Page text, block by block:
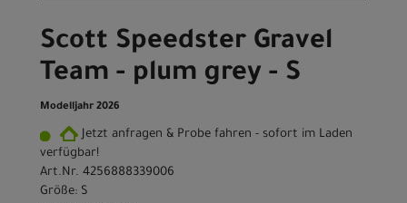
Scott Speedster Gravel
Team - plum grey - S
Modelljahr 2026
Jetzt anfragen & Probe fahren - sofort im Laden
verfügbar!
Art.Nr. 4256888339006
Größe: S